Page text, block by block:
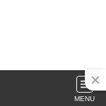
MENU